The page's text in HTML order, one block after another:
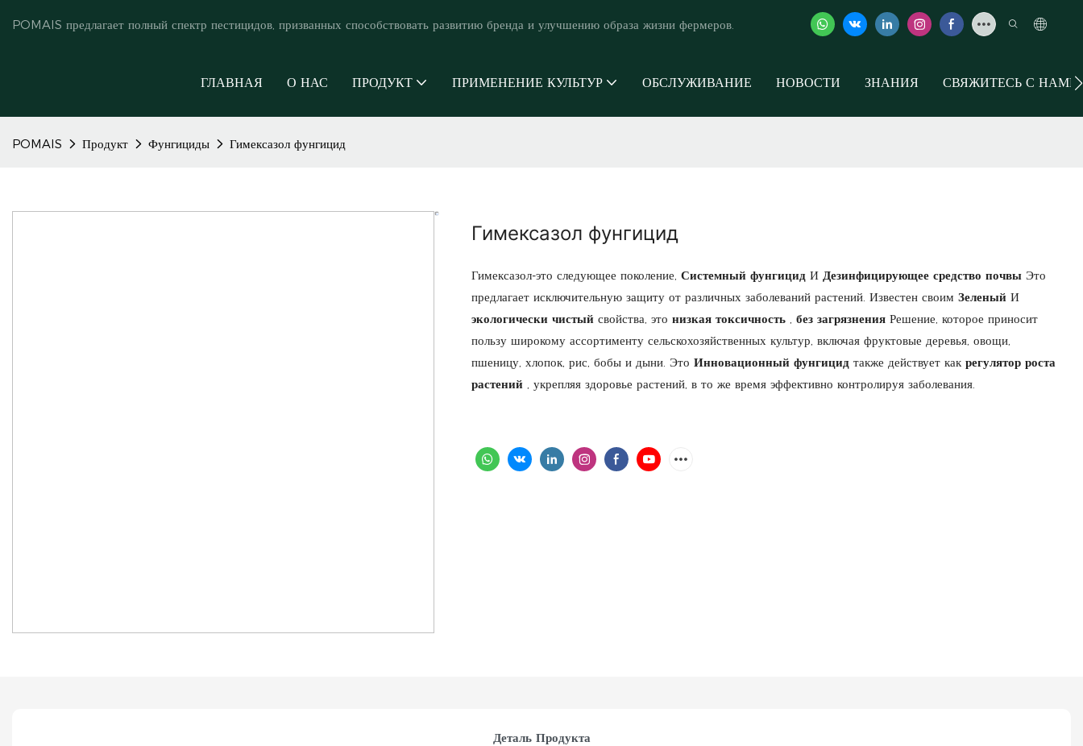
POMAIS предлагает полный спектр пестицидов, призванных способствовать развитию бренда и улучшению образа жизни фермеров.
ГЛАВНАЯ О НАС ПРОДУКТ ПРИМЕНЕНИЕ КУЛЬТУР ОБСЛУЖИВАНИЕ НОВОСТИ ЗНАНИЯ СВЯЖИТЕСЬ С НАМИ
POMAIS Продукт Фунгициды Гимексазол фунгицид
Гимексазол фунгицид
Гимексазол-это следующее поколение, Системный фунгицид И Дезинфицирующее средство почвы Это
предлагает исключительную защиту от различных заболеваний растений. Известен своим Зеленый И
экологически чистый свойства, это низкая токсичность без загрязнения Решение, которое приносит
пользу широкому ассортименту сельскохозяйственных культур, включая фруктовые деревья, овощи,
пшеницу, хлопок, рис, бобы и дыни. Это Инновационный фунгицид также действует как регулятор роста
растений
, укрепляя здоровье растений, в то же время эффективно контролируя заболевания.
Деталь Продукта